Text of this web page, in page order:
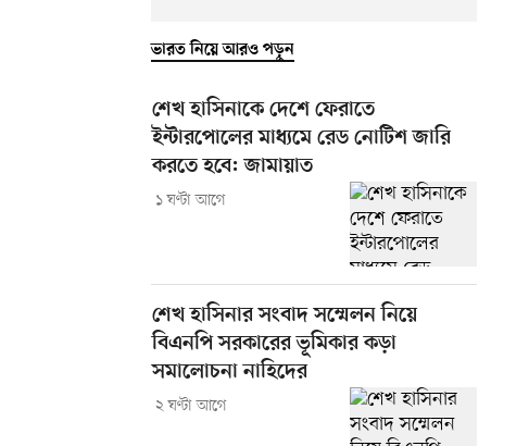
ভারত নিয়ে আরও পড়ুন
শেখ হাসিনাকে দেশে ফেরাতে
ইন্টারপোলের মাধ্যমে রেড নোটিশ জারি
করতে হবে: জামায়াত
১ ঘণ্টা আগে
শেখ হাসিনার সংবাদ সম্মেলন নিয়ে
বিএনপি সরকারের ভূমিকার কড়া
সমালোচনা নাহিদের
২ ঘণ্টা আগে